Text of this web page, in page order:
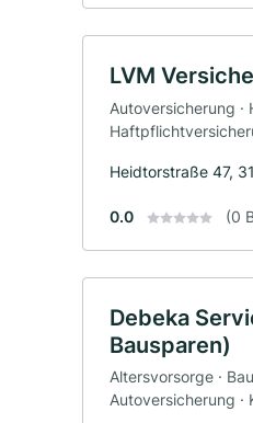
LVM
Autoversicherung ·
Heidtorstraße 47,
0.0 (0
Debeka
Bausparen)
Altersvorsorge ·
Autoversicherung ·